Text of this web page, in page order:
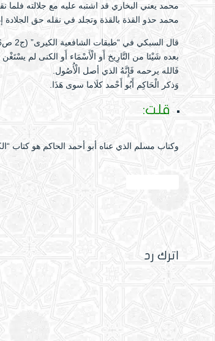
محمد يعني البخاري قد اشتبه عليه مع جلالته
محمد حذو القذة بالقذة وتجلد في نقله حق الجلادة
بعده شَيْئا من التَّارِيخ أَو الْأَسْمَاء أَو الكنى لم
فَالله يرحمه فَإِنَّهُ الذي أصل الْأُصُول.
وَذكر الْحَاكِم أَبُو أَحْمد كلَاما سوى هَذَا.
قلت:
وكتاب مسلم الذي عناه أبو أحمد الحاكم هو كتاب
اترك رد